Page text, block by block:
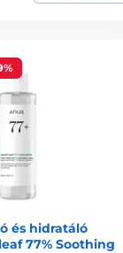
és hidratáló
77% Soothing